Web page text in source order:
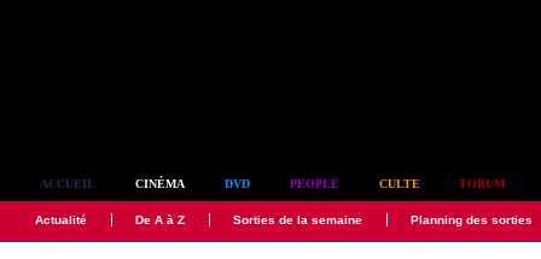
ACCUEIL CINÉMA DVD PEOPLE CULTE FORUM
Actualité De A à Z Sorties de la semaine Planning des sorties